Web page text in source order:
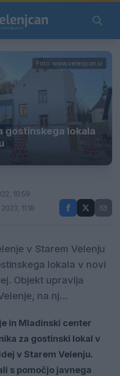
Foto: www.velenjcan.si
gostinskega lokala
10:59
11:18
v Starem Velenju
lokala v novi
Objekt upravlja
na nj...
in Mladinski center
za gostinski lokal v
v Starem Velenju.
s pomočjo javnega